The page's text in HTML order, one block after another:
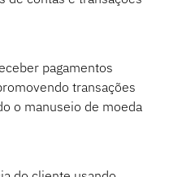
pagamentos
transações
o manuseio de moeda